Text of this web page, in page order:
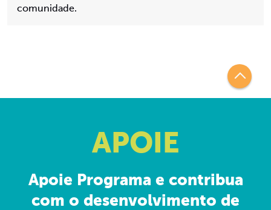
comunidade.
APOIE
Apoie Programa e contribua
com o desenvolvimento de